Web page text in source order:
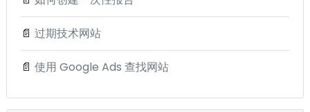
📄 过期技术网站
📄 使用 Google Ads 查找网站